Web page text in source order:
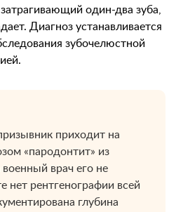
один-два зуба,
Диагноз устанавливается
зубочелюстной
приходит на
«пародонтит» из
врач его не
нет рентгенографии всей
глубина